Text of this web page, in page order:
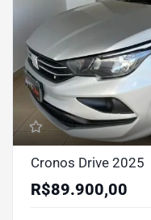
Cronos Drive 2025
R$89.900,00